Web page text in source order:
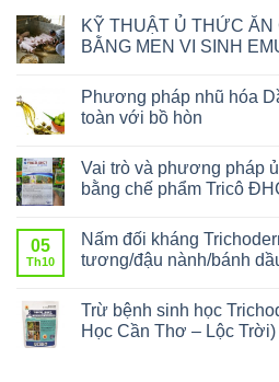
KỸ THUẬT Ủ THỨC ĂN
BẰNG MEN VI SINH
Phương pháp nhũ hóa
toàn với bồ hòn
Vai trò và phương pháp
bằng chế phẩm Tricô
05
Th10
Nấm đối kháng
tương/đậu nành/bánh
Trừ bệnh sinh học
Học Cần Thơ – Lộc Trời)